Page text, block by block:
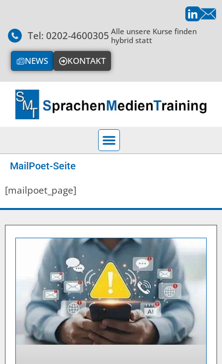
Tel: 0202-4600305 Alle unsere Kurse finden
hybrid statt
NEWS KONTAKT
MailPoet-Seite
[mailpoet_page]